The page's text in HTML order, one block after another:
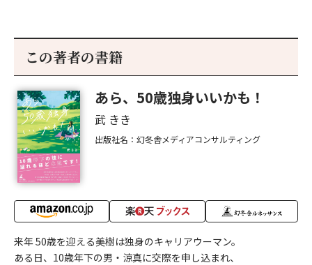
この著者の書籍
あら、50歳独身いいかも！
武 きき
出版社名：幻冬舎メディアコンサルティング
来年 50歳を迎える美樹は独身のキャリアウーマン。
ある日、10歳年下の男・涼真に交際を申し込まれ、